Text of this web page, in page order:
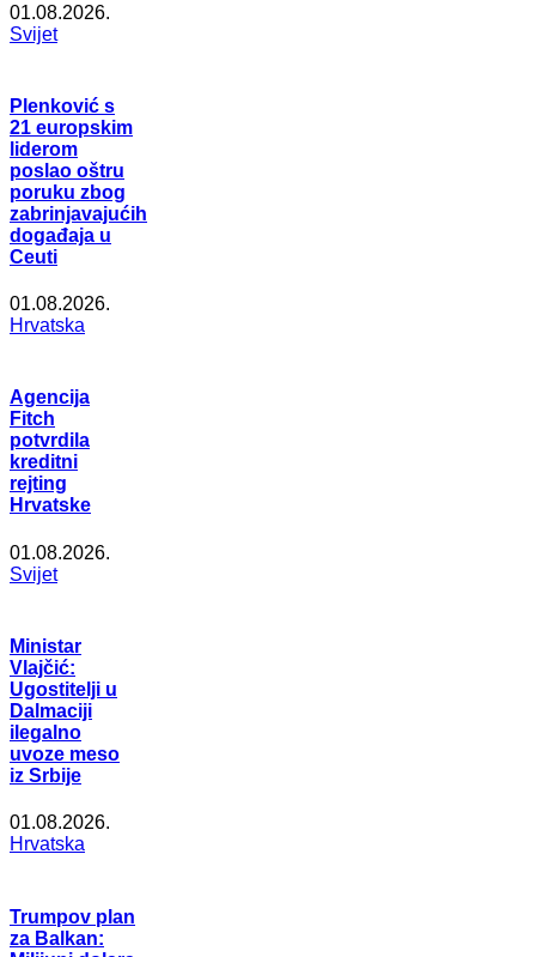
01.08.2026.
Svijet
Plenković s
21 europskim
liderom
poslao oštru
poruku zbog
zabrinjavajućih
događaja u
Ceuti
01.08.2026.
Hrvatska
Agencija
Fitch
potvrdila
kreditni
rejting
Hrvatske
01.08.2026.
Svijet
Ministar
Vlajčić:
Ugostitelji u
Dalmaciji
ilegalno
uvoze meso
iz Srbije
01.08.2026.
Hrvatska
Trumpov plan
za Balkan: